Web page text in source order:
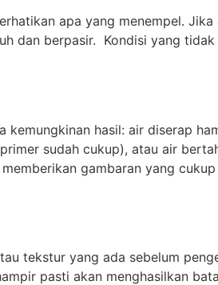
apa yang menempel.
dan berpasir. Kondisi yang
hasil: air diserap
sudah cukup), atau air
gambaran yang
tekstur yang ada sebelum
pasti akan menghasilkan